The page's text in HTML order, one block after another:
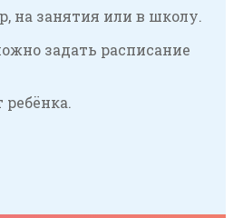
на занятия или в школу.
задать расписание